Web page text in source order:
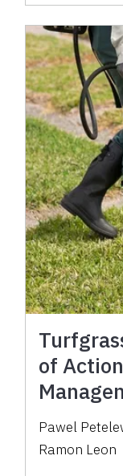
of
Pawel
Ramon Leon